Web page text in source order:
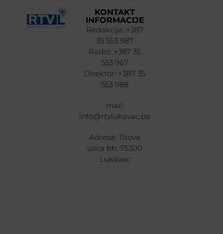
KONTAKT
INFORMACIJE
Redakcija: +387
35 553 987
Radio: +387 35
553 967
Direktor: +387 35
553 988
mail:
info@rtvlukavac.ba
Adresa: Titova
ulica bb, 75300
Lukavac